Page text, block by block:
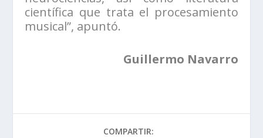
científica que trata el procesamiento
musical”, apuntó.
Guillermo Navarro
COMPARTIR: